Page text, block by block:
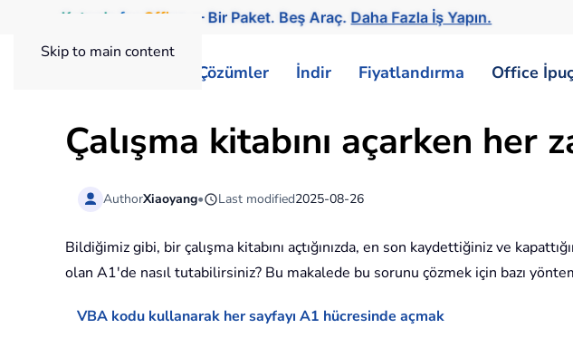
Skip to main content
Kutools for Office — Bir Paket. Beş Araç. Daha Fazla İş Yapın.
Çözümler İndir Fiyatlandırma Office
Çalışma kitabını açarken
AuthorXiaoyang• Last modified2025-08-26
Bildiğimiz gibi, bir çalışma kitabını açtığınızda, en son kaydettiğiniz ve
olan A1'de nasıl tutabilirsiniz? Bu makalede bu sorunu çözmek için bazı
VBA kodu kullanarak her sayfayı A1 hücresinde açmak